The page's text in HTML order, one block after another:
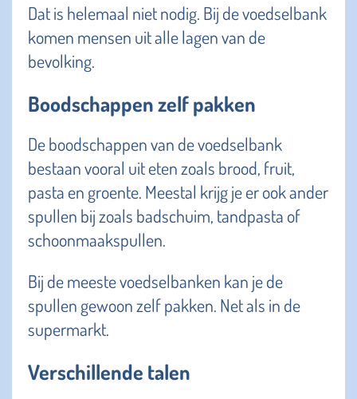
Dat is helemaal niet nodig. Bij de voedselbank
komen mensen uit alle lagen van de
bevolking.
Boodschappen zelf pakken
De boodschappen van de voedselbank
bestaan vooral uit eten zoals brood, fruit,
pasta en groente. Meestal krijg je er ook ander
spullen bij zoals badschuim, tandpasta of
schoonmaakspullen.
Bij de meeste voedselbanken kan je de
spullen gewoon zelf pakken. Net als in de
supermarkt.
Verschillende talen